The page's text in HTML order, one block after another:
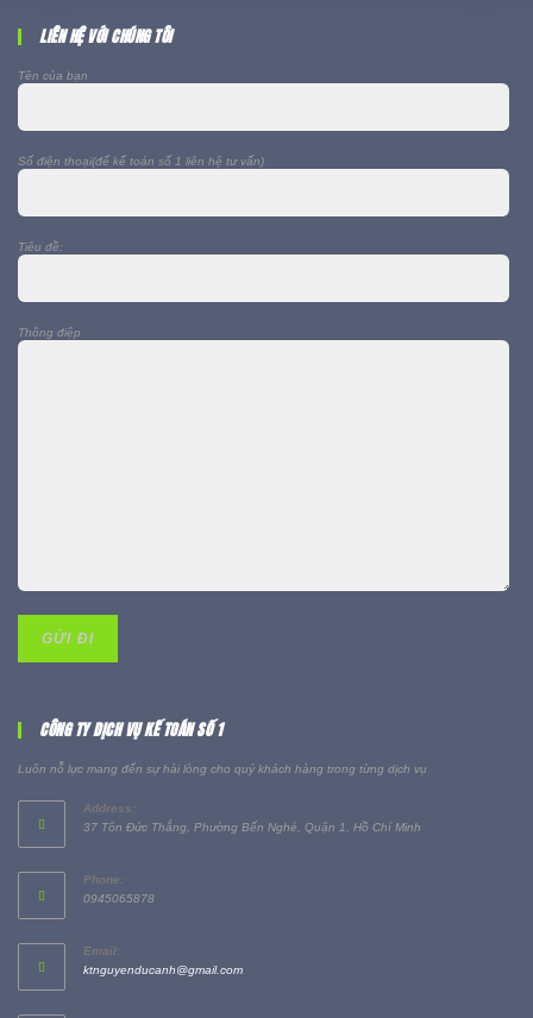
LIÊN HỆ VỚI CHÚNG TÔI
Tên của bạn
Số điện thoại(để kế toán số 1 liên hệ tư vấn)
Tiêu đề:
Thông điệp
CÔNG TY DỊCH VỤ KẾ TOÁN SỐ 1
Luôn nỗ lực mang đến sự hài lòng cho quý khách hàng trong từng dịch vụ
Address:
37 Tôn Đức Thắng, Phường Bến Nghé, Quận 1, Hồ Chí Minh
Phone:
0945065878
Email:
ktnguyenducanh@gmail.com